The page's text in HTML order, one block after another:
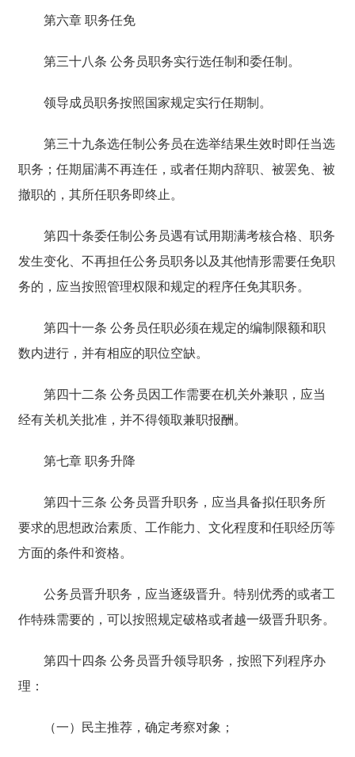
第六章 职务任免
第三十八条 公务员职务实行选任制和委任制。
领导成员职务按照国家规定实行任期制。
第三十九条选任制公务员在选举结果生效时即任当选
职务；任期届满不再连任，或者任期内辞职、被罢免、被
撤职的，其所任职务即终止。
第四十条委任制公务员遇有试用期满考核合格、职务
发生变化、不再担任公务员职务以及其他情形需要任免职
务的，应当按照管理权限和规定的程序任免其职务。
第四十一条 公务员任职必须在规定的编制限额和职
数内进行，并有相应的职位空缺。
第四十二条 公务员因工作需要在机关外兼职，应当
经有关机关批准，并不得领取兼职报酬。
第七章 职务升降
第四十三条 公务员晋升职务，应当具备拟任职务所
要求的思想政治素质、工作能力、文化程度和任职经历等
方面的条件和资格。
公务员晋升职务，应当逐级晋升。特别优秀的或者工
作特殊需要的，可以按照规定破格或者越一级晋升职务。
第四十四条 公务员晋升领导职务，按照下列程序办
理：
（一）民主推荐，确定考察对象；